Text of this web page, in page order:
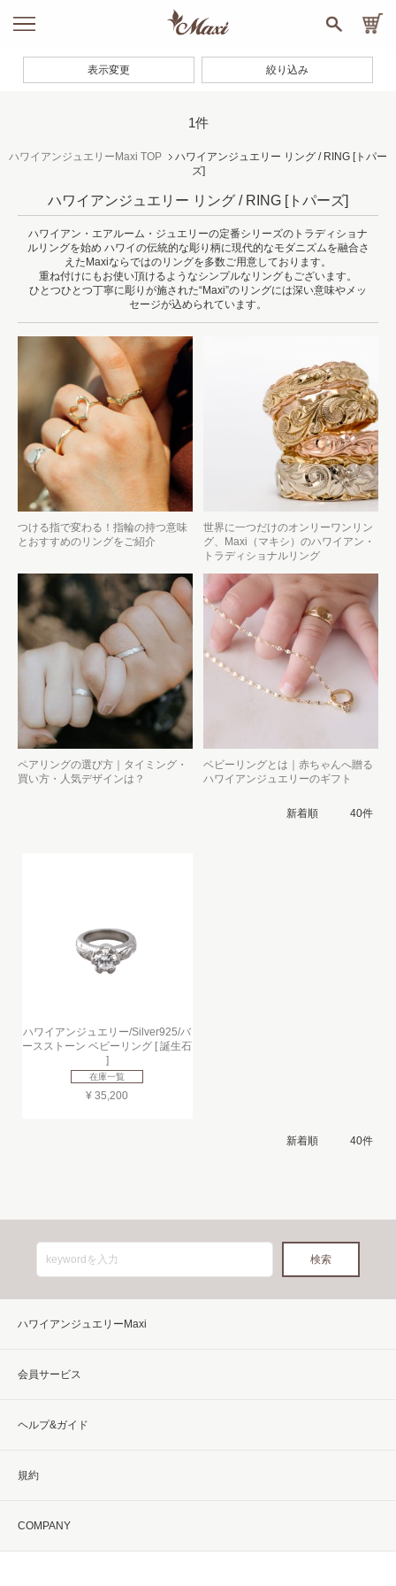
1件
ハワイアンジュエリーMaxi TOP ハワイアンジュエリー リング / RING [トパー
ズ]
ハワイアンジュエリー リング / RING [トパーズ]
ハワイアン・エアルーム・ジュエリーの定番シリーズのトラディショナ
ルリングを始め ハワイの伝統的な彫り柄に現代的なモダニズムを融合さ
えたMaxiならではのリングを多数ご用意しております。
重ね付けにもお使い頂けるようなシンプルなリングもございます。
ひとつひとつ丁寧に彫りが施された“Maxi”のリングには深い意味やメッ
セージが込められています。
つける指で変わる！指輪の持つ意味
とおすすめのリングをご紹介
世界に一つだけのオンリーワンリン
グ、Maxi（マキシ）のハワイアン・
トラディショナルリング
ペアリングの選び方｜タイミング・
買い方・人気デザインは？
ベビーリングとは｜赤ちゃんへ贈る
ハワイアンジュエリーのギフト
ハワイアンジュエリー/Silver925/バ
ースストーン ベビーリング [ 誕生石
]
在庫一覧
¥ 35,200
表示変更 絞り込み
ハワイアンジュエリーMaxi
会員サービス
ヘルプ&ガイド
規約
COMPANY